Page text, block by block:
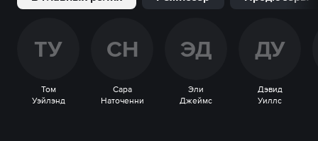
ТУ
Том
Уэйлэнд
СН
Сара
Наточенни
ЭД
Эли
Джеймс
ДУ
Дэвид
Уиллс